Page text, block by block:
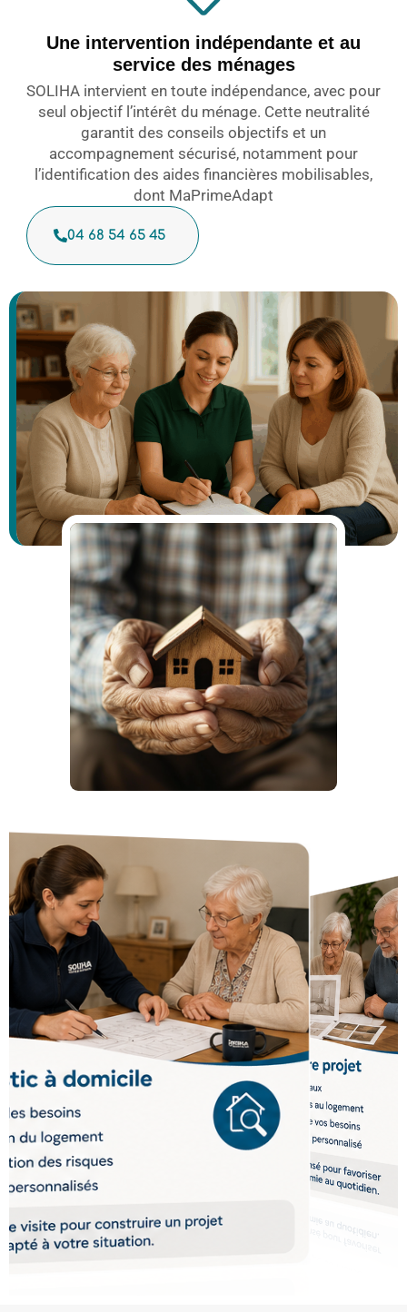
Une intervention indépendante et au
service des ménages
SOLIHA intervient en toute indépendance, avec pour
seul objectif l’intérêt du ménage. Cette neutralité
garantit des conseils objectifs et un
accompagnement sécurisé, notamment pour
l’identification des aides financières mobilisables,
dont MaPrimeAdapt
04 68 54 65 45